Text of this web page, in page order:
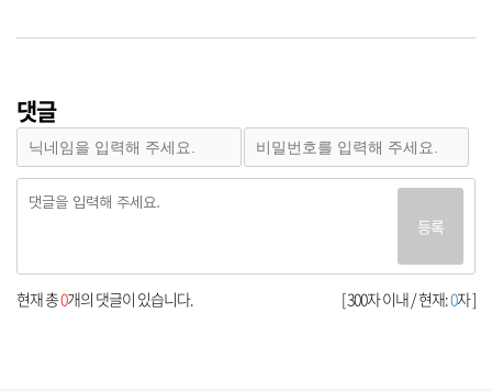
댓글
등록
[ 300자 이내 / 현재:0자 ]
현재 총0개의 댓글이 있습니다.